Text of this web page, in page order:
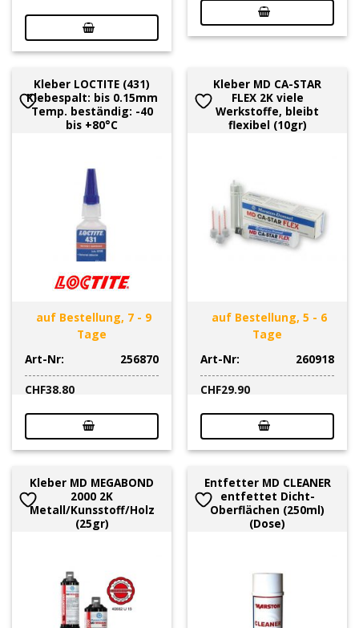
Kleber LOCTITE (431)
Klebespalt: bis 0.15mm
Temp. beständig: -40
bis +80°C
auf Bestellung, 7 - 9
Tage
Art-Nr:
256870
CHF38.80
Kleber MD CA-STAR
FLEX 2K viele
Werkstoffe, bleibt
flexibel (10gr)
auf Bestellung, 5 - 6
Tage
Art-Nr:
260918
CHF29.90
Kleber MD MEGABOND
2000 2K
Metall/Kunsstoff/Holz
(25gr)
Entfetter MD CLEANER
entfettet Dicht-
Oberflächen (250ml)
(Dose)